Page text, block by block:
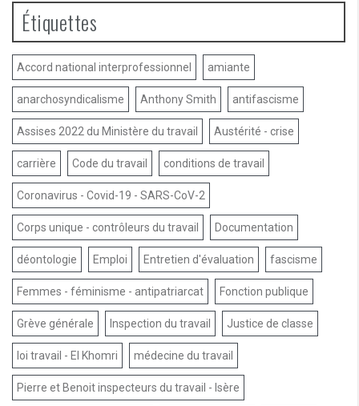
Étiquettes
Accord national interprofessionnel amiante
anarchosyndicalisme Anthony Smith antifascisme
Assises 2022 du Ministère du travail Austérité - crise
carrière Code du travail conditions de travail
Coronavirus - Covid-19 - SARS-CoV-2
Corps unique - contrôleurs du travail Documentation
déontologie Emploi Entretien d'évaluation fascisme
Femmes - féminisme - antipatriarcat Fonction publique
Grève générale Inspection du travail Justice de classe
loi travail - El Khomri médecine du travail
Pierre et Benoit inspecteurs du travail - Isère